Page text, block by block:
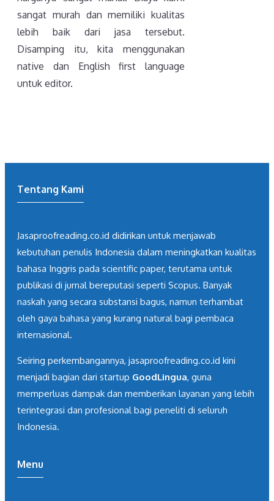
sangat murah dan memiliki kualitas
lebih baik dari jasa tersebut.
Disamping itu, kita menggunakan
native dan English first language
untuk editor.
Tentang Kami
Jasaproofreading.co.id didirikan untuk menjawab
kebutuhan penulis Indonesia dalam meningkatkan kualitas
bahasa Inggris pada scientific paper, terutama untuk
publikasi di jurnal bereputasi seperti Scopus. Banyak
naskah yang secara substansi bagus, namun terhambat
oleh gaya bahasa yang kurang natural bagi pembaca
internasional.
Seiring perkembangannya, jasaproofreading.co.id kini
menjadi bagian dari startup GoodLingua, guna
memperluas dampak dan memberikan layanan yang lebih
terintegrasi dan profesional bagi peneliti di seluruh
Indonesia.
Menu